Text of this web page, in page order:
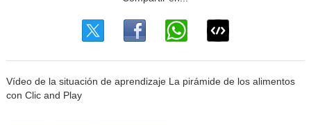
Vídeo de la situación de aprendizaje La pirámide de los alimentos
con Clic and Play